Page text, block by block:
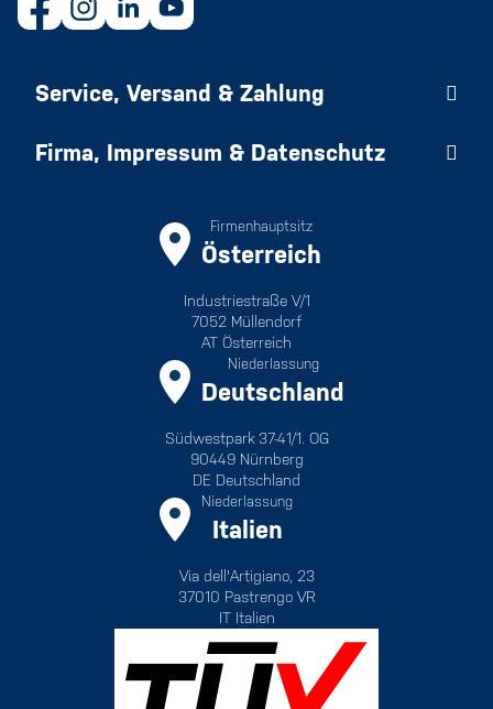
Service, Versand & Zahlung
Firma, Impressum & Datenschutz
Firmenhauptsitz
Österreich
Industriestraße V/1
7052 Müllendorf
AT Österreich
Niederlassung
Deutschland
Südwestpark 37-41/1. OG
90449 Nürnberg
DE Deutschland
Niederlassung
Italien
Via dell'Artigiano, 23
37010 Pastrengo VR
IT Italien